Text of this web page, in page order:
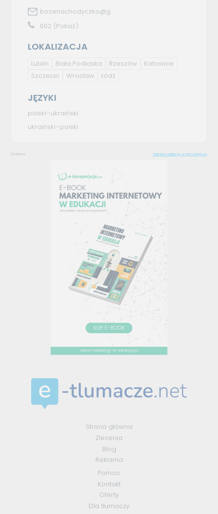
bozenachodyczko@g...
602 (Pokaż)
LOKALIZACJA
Lublin Biała Podlaska Rzeszów
Katowice
Szczecin
Wrocław Łódź
JĘZYKI
polski–ukraiński
ukraiński–polski
Reklama Zamów reklamę w tym miejscu
Strona główna
Zlecenia
Blog
Reklama
Pomoc
Kontakt
Oferty
Dla tłumaczy